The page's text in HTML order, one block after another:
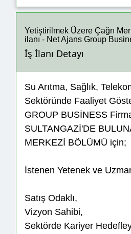
Yetiştirilmek Üzere Çağrı
ilanı - Net Ajans Group
İş İlanı Detayı
Su Arıtma, Sağlık,
Sektöründe Faaliyet
GROUP BUSİNESS
SULTANGAZİ'DE
MERKEZİ BÖLÜMÜ için;
İstenen Yetenek ve
Satış Odaklı,
Vizyon Sahibi,
Sektörde Kariyer